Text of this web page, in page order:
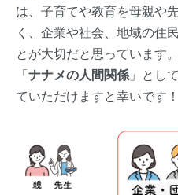
は、子育てや教育を母親や
く、企業や社会、地域の住
とが大切だと思っています
「ナナメの人間関係 」とし
ていただけますと幸いです！